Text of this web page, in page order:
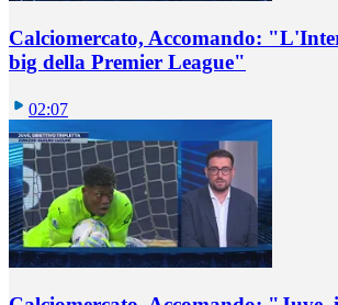
Calciomercato, Accomando:
big della Premier League"
02:07